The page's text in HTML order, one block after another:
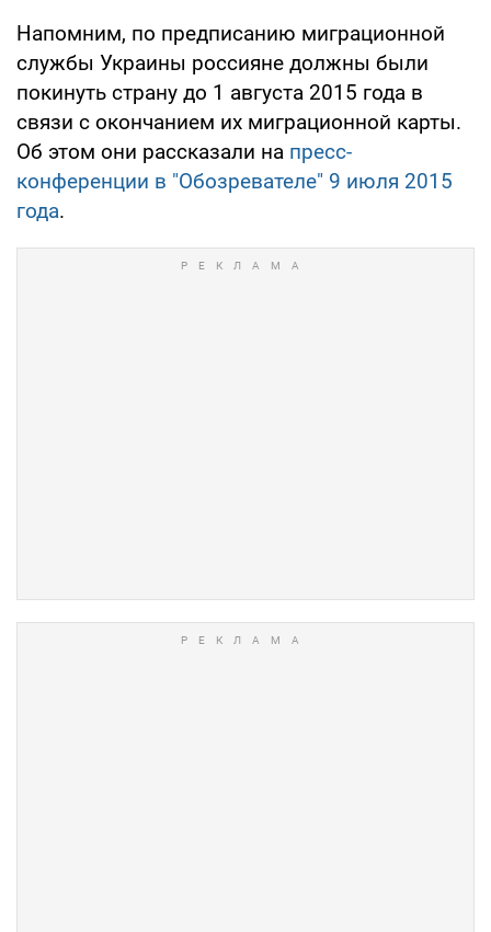
Напомним, по предписанию миграционной
службы Украины россияне должны были
покинуть страну до 1 августа 2015 года в
связи с окончанием их миграционной карты.
Об этом они рассказали на пресс-
конференции в "Обозревателе" 9 июля 2015
года.